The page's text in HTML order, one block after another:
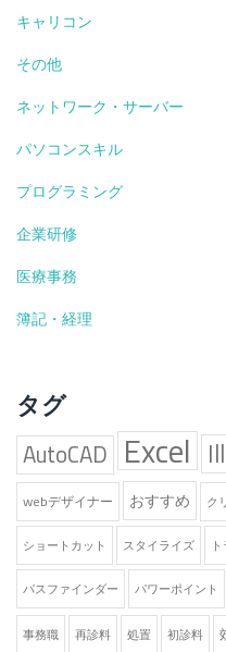
キャリコン
その他
ネットワーク・サーバー
パソコンスキル
プログラミング
企業研修
医療事務
簿記・経理
タグ
AutoCAD Excel
webデザイナー おすすめ ク
ショートカット スタイライズ
パスファインダー パワーポイント
事務職 再診料 処置 初診料